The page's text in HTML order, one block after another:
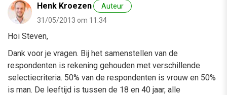
Henk Kroezen
Auteur
31/05/2013 om 11:34
Hoi Steven,
Dank voor je vragen. Bij het samenstellen van de
respondenten is rekening gehouden met verschillende
selectiecriteria. 50% van de respondenten is vrouw en 50%
is man. De leeftijd is tussen de 18 en 40 jaar, alle